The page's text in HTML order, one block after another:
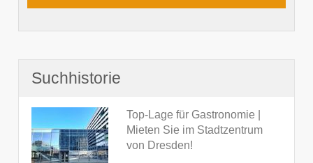
Suchhistorie
Top-Lage für Gastronomie |
Mieten Sie im Stadtzentrum
von Dresden!